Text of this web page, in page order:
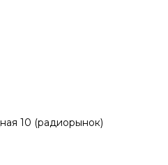
10 (радиорынок)